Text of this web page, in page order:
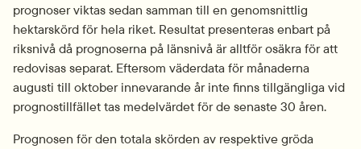
prognoser viktas sedan samman till en genomsnittlig
hektarskörd för hela riket. Resultat presenteras enbart på
riksnivå då prognoserna på länsnivå är alltför osäkra för att
redovisas separat. Eftersom väderdata för månaderna
augusti till oktober innevarande år inte finns tillgängliga vid
pro­gnos­tillfället tas medelvärdet för de senaste 30 åren.
Prognosen för den totala skörden av respektive gröda